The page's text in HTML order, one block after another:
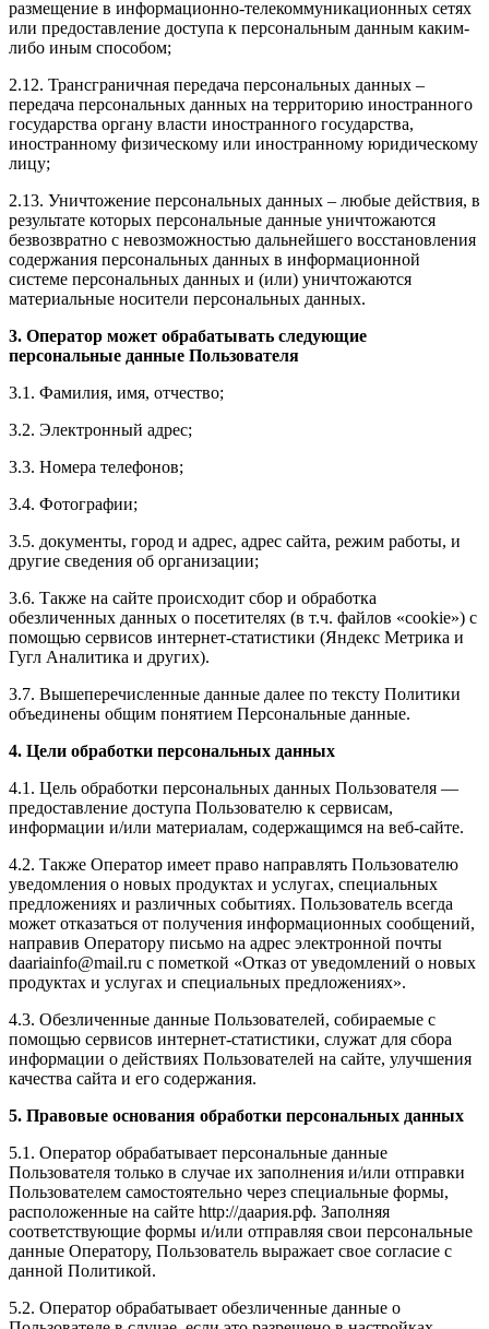
размещение в информационно-телекоммуникационных сетях
или предоставление доступа к персональным данным каким-
либо иным способом;
2.12. Трансграничная передача персональных данных –
передача персональных данных на территорию иностранного
государства органу власти иностранного государства,
иностранному физическому или иностранному юридическому
лицу;
2.13. Уничтожение персональных данных – любые действия, в
результате которых персональные данные уничтожаются
безвозвратно с невозможностью дальнейшего восстановления
содержания персональных данных в информационной
системе персональных данных и (или) уничтожаются
материальные носители персональных данных.
3. Оператор может обрабатывать следующие
персональные данные Пользователя
3.1. Фамилия, имя, отчество;
3.2. Электронный адрес;
3.3. Номера телефонов;
3.4. Фотографии;
3.5. документы, город и адрес, адрес сайта, режим работы, и
другие сведения об организации;
3.6. Также на сайте происходит сбор и обработка
обезличенных данных о посетителях (в т.ч. файлов «cookie») с
помощью сервисов интернет-статистики (Яндекс Метрика и
Гугл Аналитика и других).
3.7. Вышеперечисленные данные далее по тексту Политики
объединены общим понятием Персональные данные.
4. Цели обработки персональных данных
4.1. Цель обработки персональных данных Пользователя —
предоставление доступа Пользователю к сервисам,
информации и/или материалам, содержащимся на веб-сайте.
4.2. Также Оператор имеет право направлять Пользователю
уведомления о новых продуктах и услугах, специальных
предложениях и различных событиях. Пользователь всегда
может отказаться от получения информационных сообщений,
направив Оператору письмо на адрес электронной почты
daariainfo@mail.ru с пометкой «Отказ от уведомлений о новых
продуктах и услугах и специальных предложениях».
4.3. Обезличенные данные Пользователей, собираемые с
помощью сервисов интернет-статистики, служат для сбора
информации о действиях Пользователей на сайте, улучшения
качества сайта и его содержания.
5. Правовые основания обработки персональных данных
5.1. Оператор обрабатывает персональные данные
Пользователя только в случае их заполнения и/или отправки
Пользователем самостоятельно через специальные формы,
расположенные на сайте http://даария.рф. Заполняя
соответствующие формы и/или отправляя свои персональные
данные Оператору, Пользователь выражает свое согласие с
данной Политикой.
5.2. Оператор обрабатывает обезличенные данные о